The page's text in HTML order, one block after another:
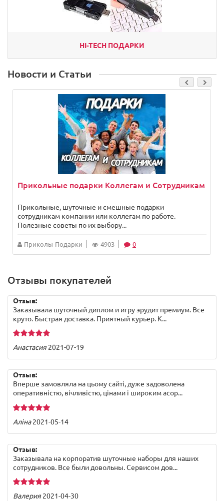
HI-TECH ПОДАРКИ
Новости и Статьи
Прикольные подарки Коллегам и Сотрудникам
Прикольные, шуточные и смешные подарки
сотрудникам компании или коллегам по работе.
Полезные советы по их выбору...
Приколы-Подарки 4903 0
Отзывы покупателей
Отзыв:
Заказывала шуточный диплом и игру эрудит премиум. Все
круто. Быстрая доставка. Приятный курьер. К...
Анастасия2021-07-19
Отзыв:
Вперше замовляла на цьому сайті, дуже задоволена
оперативністю, вічливістю, цінами і широким асор...
Аліна2021-05-14
Отзыв:
Заказывала на корпоратив шуточные наборы для наших
сотрудников. Все были довольны. Сервисом дов...
Валерия2021-04-30